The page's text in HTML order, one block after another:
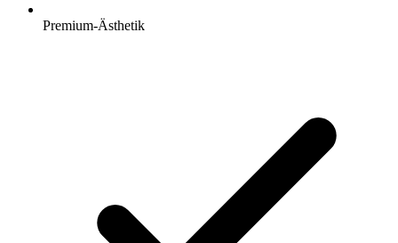
Premium-Ästhetik